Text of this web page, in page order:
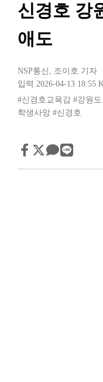
신경호 강
애도
NSP통신 , 조이호 기자
입력 2026-04-13 18:55
#신경호교육감 #강원
학생사망 #신경호